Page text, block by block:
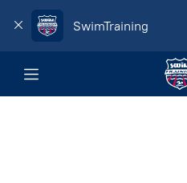
SwimTraining